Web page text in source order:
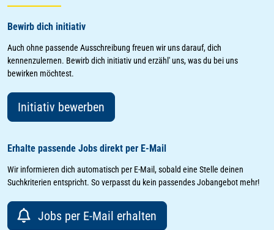
Bewirb dich initiativ
Auch ohne passende Ausschreibung freuen wir uns darauf, dich
kennenzulernen. Bewirb dich initiativ und erzähl' uns, was du bei uns
bewirken möchtest.
Initiativ bewerben
Erhalte passende Jobs direkt per E-Mail
Wir informieren dich automatisch per E-Mail, sobald eine Stelle deinen
Suchkriterien entspricht. So verpasst du kein passendes Jobangebot mehr!
Jobs per E-Mail erhalten